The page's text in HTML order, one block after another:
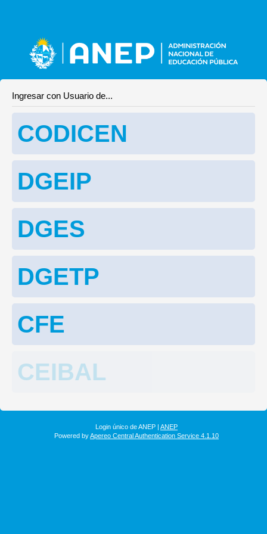
Ingresar con Usuario de...
CODICEN
DGEIP
DGES
DGETP
CFE
CEIBAL
Login único de ANEP | ANEP
Powered byApereo Central Authentication Service 4.1.10